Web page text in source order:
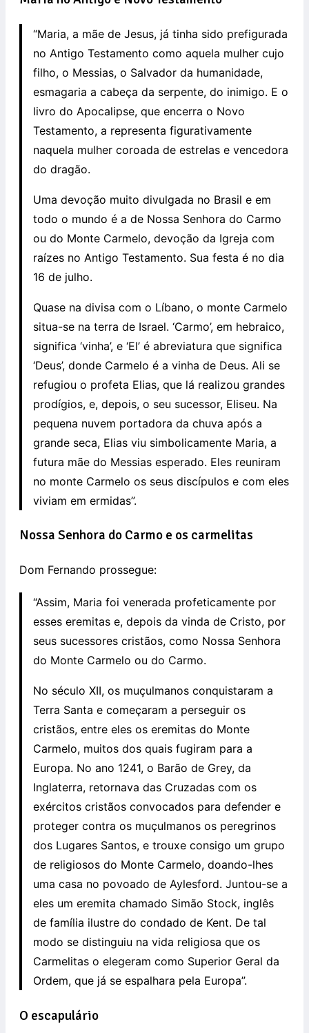
“Maria, a mãe de Jesus, já tinha sido prefigurada
no Antigo Testamento como aquela mulher cujo
filho, o Messias, o Salvador da humanidade,
esmagaria a cabeça da serpente, do inimigo. E o
livro do Apocalipse, que encerra o Novo
Testamento, a representa figurativamente
naquela mulher coroada de estrelas e vencedora
do dragão.
Uma devoção muito divulgada no Brasil e em
todo o mundo é a de Nossa Senhora do Carmo
ou do Monte Carmelo, devoção da Igreja com
raízes no Antigo Testamento. Sua festa é no dia
16 de julho.
Quase na divisa com o Líbano, o monte Carmelo
situa-se na terra de Israel. ‘Carmo’, em hebraico,
significa ‘vinha’, e ‘El’ é abreviatura que significa
‘Deus’, donde Carmelo é a vinha de Deus. Ali se
refugiou o profeta Elias, que lá realizou grandes
prodígios, e, depois, o seu sucessor, Eliseu. Na
pequena nuvem portadora da chuva após a
grande seca, Elias viu simbolicamente Maria, a
futura mãe do Messias esperado. Eles reuniram
no monte Carmelo os seus discípulos e com eles
viviam em ermidas”.
Nossa Senhora do Carmo e os carmelitas
Dom Fernando prossegue:
“Assim, Maria foi venerada profeticamente por
esses eremitas e, depois da vinda de Cristo, por
seus sucessores cristãos, como Nossa Senhora
do Monte Carmelo ou do Carmo.
No século XII, os muçulmanos conquistaram a
Terra Santa e começaram a perseguir os
cristãos, entre eles os eremitas do Monte
Carmelo, muitos dos quais fugiram para a
Europa. No ano 1241, o Barão de Grey, da
Inglaterra, retornava das Cruzadas com os
exércitos cristãos convocados para defender e
proteger contra os muçulmanos os peregrinos
dos Lugares Santos, e trouxe consigo um grupo
de religiosos do Monte Carmelo, doando-lhes
uma casa no povoado de Aylesford. Juntou-se a
eles um eremita chamado Simão Stock, inglês
de família ilustre do condado de Kent. De tal
modo se distinguiu na vida religiosa que os
Carmelitas o elegeram como Superior Geral da
Ordem, que já se espalhara pela Europa”.
O escapulário